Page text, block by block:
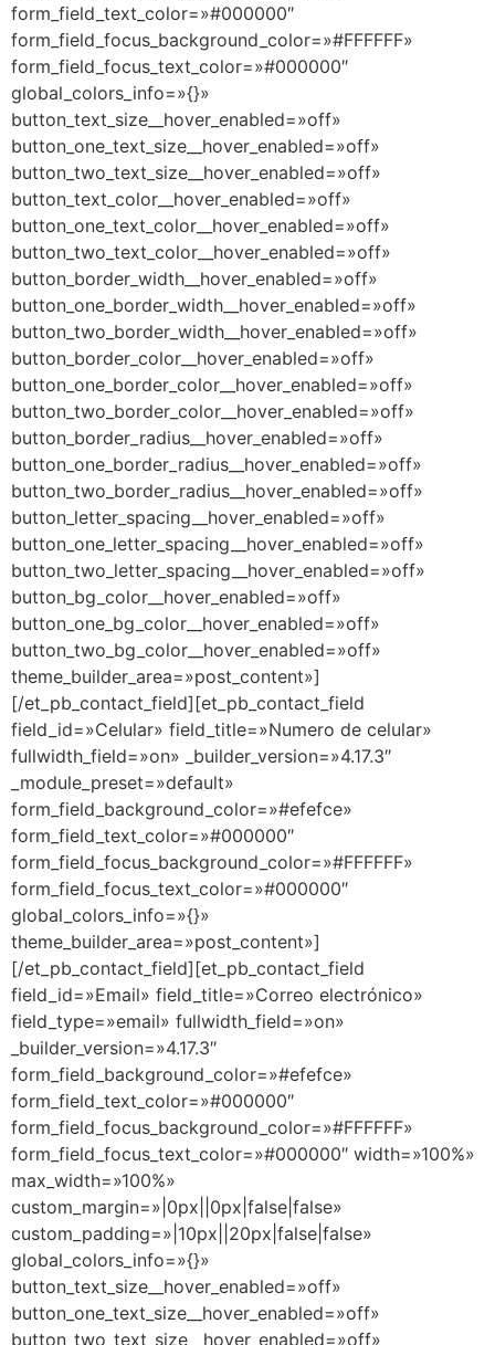
form_field_text_color=»#000000″
form_field_focus_background_color=»#FFFFFF»
form_field_focus_text_color=»#000000″
global_colors_info=»{}»
button_text_size__hover_enabled=»off»
button_one_text_size__hover_enabled=»off»
button_two_text_size__hover_enabled=»off»
button_text_color__hover_enabled=»off»
button_one_text_color__hover_enabled=»off»
button_two_text_color__hover_enabled=»off»
button_border_width__hover_enabled=»off»
button_one_border_width__hover_enabled=»off»
button_two_border_width__hover_enabled=»off»
button_border_color__hover_enabled=»off»
button_one_border_color__hover_enabled=»off»
button_two_border_color__hover_enabled=»off»
button_border_radius__hover_enabled=»off»
button_one_border_radius__hover_enabled=»off»
button_two_border_radius__hover_enabled=»off»
button_letter_spacing__hover_enabled=»off»
button_one_letter_spacing__hover_enabled=»off»
button_two_letter_spacing__hover_enabled=»off»
button_bg_color__hover_enabled=»off»
button_one_bg_color__hover_enabled=»off»
button_two_bg_color__hover_enabled=»off»
theme_builder_area=»post_content»]
[/et_pb_contact_field][et_pb_contact_field
field_id=»Celular» field_title=»Numero de celular»
fullwidth_field=»on» _builder_version=»4.17.3″
_module_preset=»default»
form_field_background_color=»#efefce»
form_field_text_color=»#000000″
form_field_focus_background_color=»#FFFFFF»
form_field_focus_text_color=»#000000″
global_colors_info=»{}»
theme_builder_area=»post_content»]
[/et_pb_contact_field][et_pb_contact_field
field_id=»Email» field_title=»Correo electrónico»
field_type=»email» fullwidth_field=»on»
_builder_version=»4.17.3″
form_field_background_color=»#efefce»
form_field_text_color=»#000000″
form_field_focus_background_color=»#FFFFFF»
form_field_focus_text_color=»#000000″ width=»100%»
max_width=»100%»
custom_margin=»|0px||0px|false|false»
custom_padding=»|10px||20px|false|false»
global_colors_info=»{}»
button_text_size__hover_enabled=»off»
button_one_text_size__hover_enabled=»off»
button_two_text_size__hover_enabled=»off»